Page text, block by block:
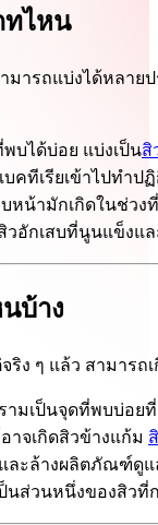
ทไหน
รถแบ่งได้หลายป
พบได้บ่อย แบ่งเป็นสิ
บคทีเรียเข้าไปทำ
หน้ามักเกิดในช่วง
วอักเสบที่นูนแข็งแ
บ้าง
ริง ๆ แล้ว สามา
ามเป็นจุดที่พบบ่อย
จเกิดสิวข้างแก้ม
ละล้างผลิตภัณฑ์ดู
นส่วนหนึ่งของสิวที่